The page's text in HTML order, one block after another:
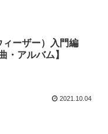
ーザー）入門編
・アルバム】
2021.10.04